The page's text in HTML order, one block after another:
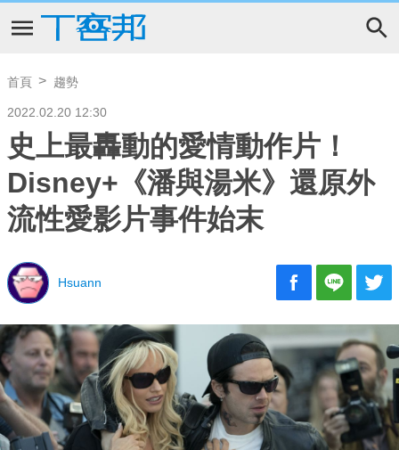
首頁 趨勢
2022.02.20 12:30
史上最轟動的愛情動作片！
Disney+《潘與湯米》還原外
流性愛影片事件始末
Hsuann